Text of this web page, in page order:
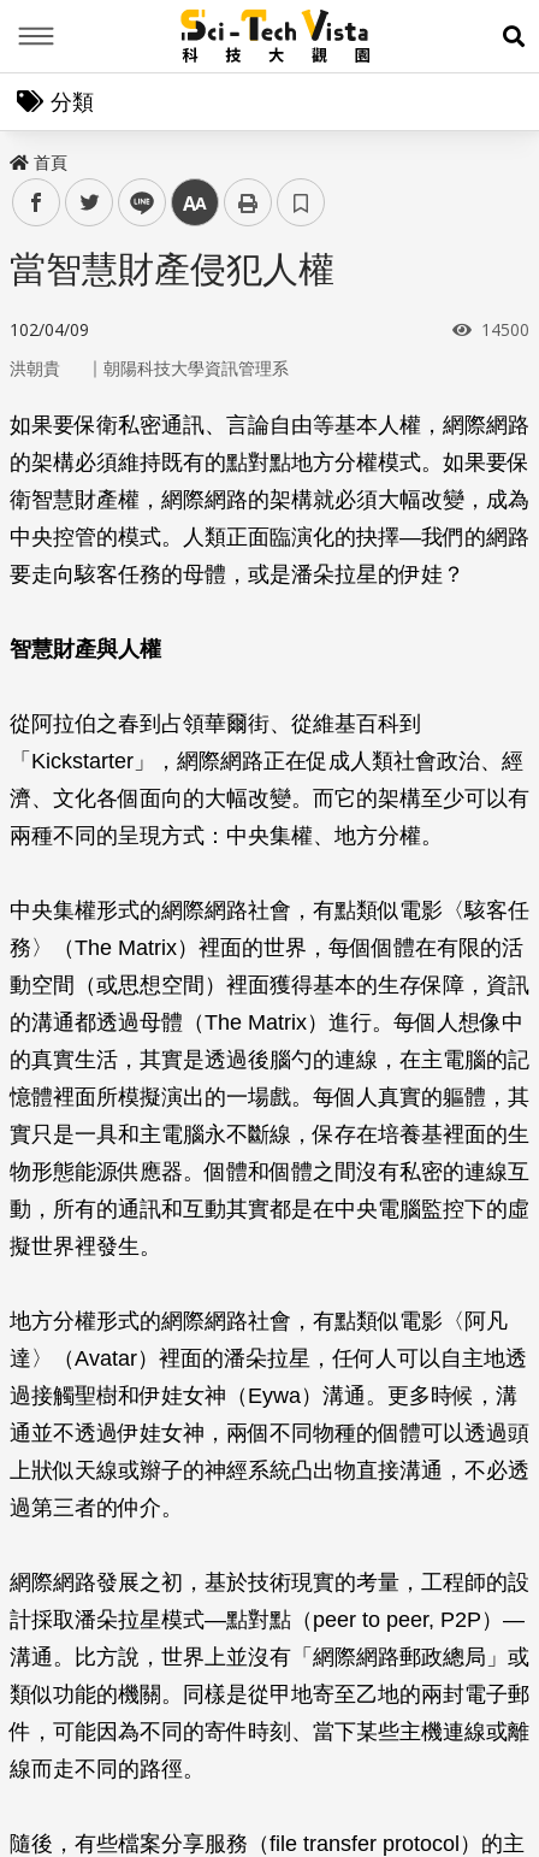
展
分類
首頁
facebooktwitter line 中
當智慧財產侵犯人權
102/04/09 瀏覽次
14500
洪朝貴 ｜ 朝陽科技大學資訊管理系
如果要保衛私密通訊、言論自由等基本人權，網際網路
的架構必須維持既有的點對點地方分權模式。如果要保
衛智慧財產權，網際網路的架構就必須大幅改變，成為
中央控管的模式。人類正面臨演化的抉擇—我們的網路
要走向駭客任務的母體，或是潘朵拉星的伊娃？
智慧財產與人權
從阿拉伯之春到占領華爾街、從維基百科到
「Kickstarter」，網際網路正在促成人類社會政治、經
濟、文化各個面向的大幅改變。而它的架構至少可以有
兩種不同的呈現方式：中央集權、地方分權。
中央集權形式的網際網路社會，有點類似電影〈駭客任
務〉（The Matrix）裡面的世界，每個個體在有限的活
動空間（或思想空間）裡面獲得基本的生存保障，資訊
的溝通都透過母體（The Matrix）進行。每個人想像中
的真實生活，其實是透過後腦勺的連線，在主電腦的記
憶體裡面所模擬演出的一場戲。每個人真實的軀體，其
實只是一具和主電腦永不斷線，保存在培養基裡面的生
物形態能源供應器。個體和個體之間沒有私密的連線互
動，所有的通訊和互動其實都是在中央電腦監控下的虛
擬世界裡發生。
地方分權形式的網際網路社會，有點類似電影〈阿凡
達〉（Avatar）裡面的潘朵拉星，任何人可以自主地透
過接觸聖樹和伊娃女神（Eywa）溝通。更多時候，溝
通並不透過伊娃女神，兩個不同物種的個體可以透過頭
上狀似天線或辮子的神經系統凸出物直接溝通，不必透
過第三者的仲介。
網際網路發展之初，基於技術現實的考量，工程師的設
計採取潘朵拉星模式—點對點（peer to peer, P2P）—
溝通。比方說，世界上並沒有「網際網路郵政總局」或
類似功能的機關。同樣是從甲地寄至乙地的兩封電子郵
件，可能因為不同的寄件時刻、當下某些主機連線或離
線而走不同的路徑。
隨後，有些檔案分享服務（file transfer protocol）的主